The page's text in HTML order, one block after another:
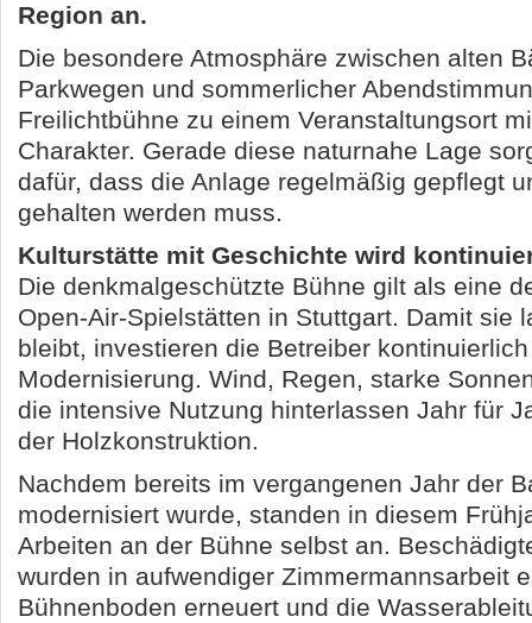
Region an.
Die besondere Atmosphäre zwischen alten
Parkwegen und sommerlicher
Freilichtbühne zu einem Veranstaltungsort
Charakter. Gerade diese naturnahe Lage
dafür, dass die Anlage regelmäßig gepflegt
gehalten werden muss.
Kulturstätte mit Geschichte wird
Die denkmalgeschützte Bühne gilt als eine
Open-Air-Spielstätten in Stuttgart. Damit sie
bleibt, investieren die Betreiber
Modernisierung. Wind, Regen, starke
die intensive Nutzung hinterlassen Jahr für
der Holzkonstruktion.
Nachdem bereits im vergangenen Jahr der
modernisiert wurde, standen in diesem
Arbeiten an der Bühne selbst an.
wurden in aufwendiger Zimmermannsarbeit
Bühnenboden erneuert und die